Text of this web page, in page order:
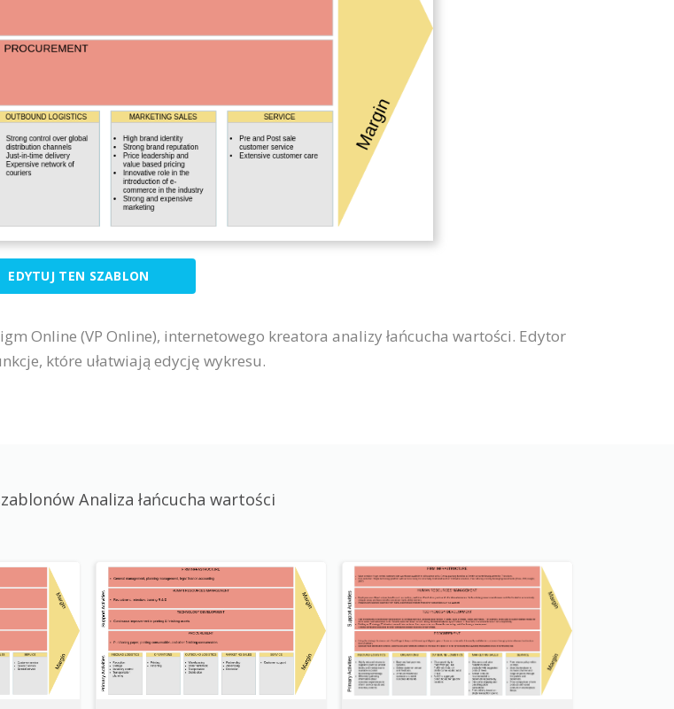
EDYTUJ TEN SZABLON
Online (VP Online), internetowego kreatora analizy łańcucha wartości. Edytor
które ułatwiają edycję wykresu.
Analiza łańcucha wartości